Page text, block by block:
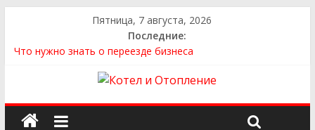
Пятница, 7 августа, 2026
Последние:
Что нужно знать о переезде бизнеса
Как выбрать сантехнику и отопление для дома в
Как найти идеальный каркасный дом для жизни за городом